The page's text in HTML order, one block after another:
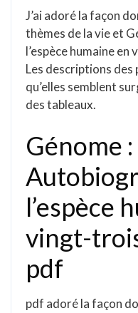
J’ai adoré la façon
thèmes de la vie et
l’espèce humaine
Les descriptions des
qu’elles semblent
des tableaux.
Génome :
l’espèce
vingt-
pdf
pdf adoré la façon